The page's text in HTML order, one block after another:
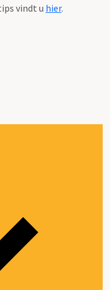
vindt u hier.